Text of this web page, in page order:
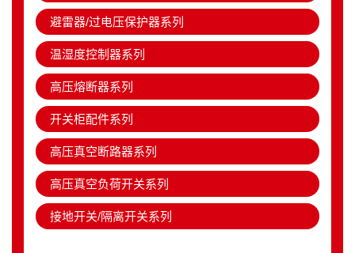
避雷器/过电压保护器系列
温湿度控制器系列
高压熔断器系列
开关柜配件系列
高压真空断路器系列
高压真空负荷开关系列
接地开关/隔离开关系列